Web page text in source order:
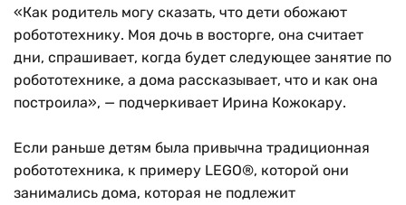
«Как родитель могу сказать, что дети обожают
робототехнику. Моя дочь в восторге, она считает
дни, спрашивает, когда будет следующее занятие по
робототехнике, а дома рассказывает, что и как она
построила», — подчеркивает Ирина Кожокару.
Если раньше детям была привычна традиционная
робототехника, к примеру LEGO®, которой они
занимались дома, которая не подлежит